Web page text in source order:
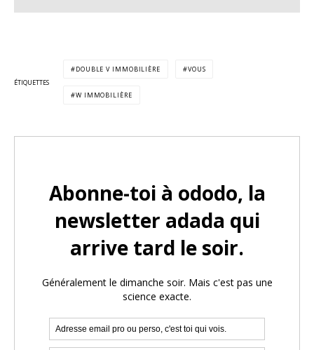
ÉTIQUETTES
DOUBLE V IMMOBILIÈRE VOUS
W IMMOBILIÈRE